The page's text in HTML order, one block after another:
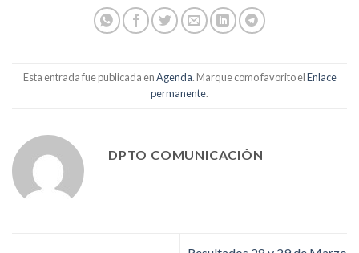
Esta entrada fue publicada enAgenda. Marque como favorito elEnlace
permanente.
DPTO COMUNICACIÓN